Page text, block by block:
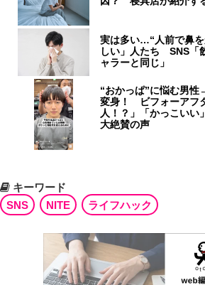
実は多い…“人前で鼻
しい」人たち SNS「
ャラーと同じ」
“おかっぱ”に悩む男
変身！ ビフォーアフ
人！？」「かっこいい
大絶賛の声
キーワード
SNS
NITE ライフハック